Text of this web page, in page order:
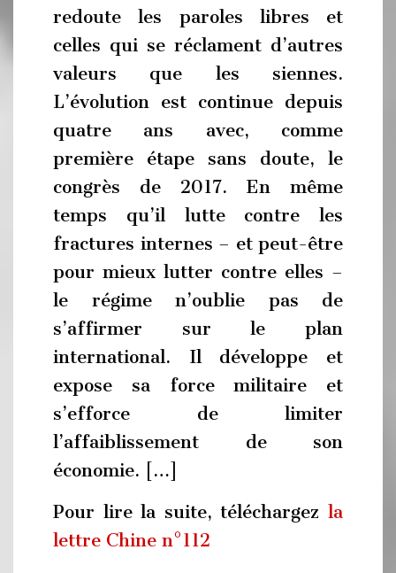
redoute les paroles libres et
celles qui se réclament d’autres
valeurs que les siennes.
L’évolution est continue depuis
quatre ans avec, comme
première étape sans doute, le
congrès de 2017. En même
temps qu’il lutte contre les
fractures internes – et peut-être
pour mieux lutter contre elles –
le régime n’oublie pas de
s’affirmer sur le plan
international. Il développe et
expose sa force militaire et
s’efforce de limiter
l’affaiblissement de son
économie. […]
Pour lire la suite, téléchargez la
lettre Chine n°112